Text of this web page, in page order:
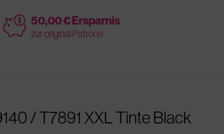
price 50,00 € Ersparnis
zur original Patrone
/ T7891 XXL Tinte Black